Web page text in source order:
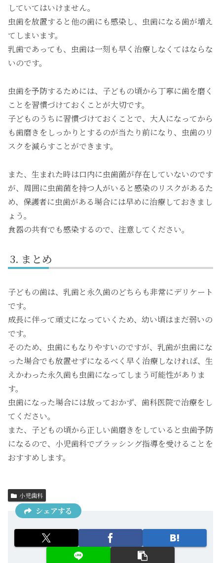
していてはいけません。
虫歯を放置すると他の歯にも感染し、虫歯になる歯が増え
てしまいます。
乳歯であっても、虫歯は一刻も早く治療しなくてはならな
いのです。
虫歯を予防するためには、子どもの頃から丁寧に歯を磨く
ことを習慣づけておくことが大切です。
子どものうちに習慣づけておくことで、大人になってから
も歯磨きをしっかりとするのが当たり前になり、虫歯のリ
スクを減らすことができます。
また、生まれた時は口内に虫歯菌が存在していないのです
が、周囲に虫歯菌を持つ人がいると感染のリスクがあるた
め、保護者に虫歯がある場合には早めに治療しておきまし
ょう。
食器の共有でも感染するので、注意してください。
まとめ
子どもの歯は、乳歯と永久歯のどちらも非常にデリケート
です。
成長に伴って頑丈になっていくため、幼い頃はまだ弱いの
です。
そのため、虫歯にもなりやすいのですが、乳歯が虫歯にな
った場合でも放置せずになるべく早く治療しなければ、生
えかわった永久歯も虫歯になってしまう可能性がありま
す。
虫歯になった場合には放っておかず、歯科医院で治療をし
てください。
また、子どもの頃から正しい歯磨きをしていると虫歯予防
になるので、小児歯科でブラッシング指導を受けることを
おすすめします。
小児歯科
シェアする